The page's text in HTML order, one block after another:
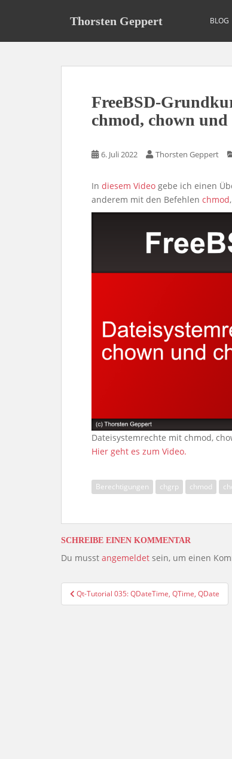
Thorsten Geppert BLOG
FreeBSD-
chmod, chown
6. Juli 2022 Thorsten Geppert
In diesem Video gebe ich einen
anderem mit den Befehlen chmod,
Dateisystemrechte mit chmod,
Hier geht es zum Video.
Berechtigungen chgrp chmod
SCHREIBE EINEN KOMMENTAR
Du musst angemeldet sein, um einen
Beitragsnavigation
Qt-Tutorial 035: QDateTime, QTime, QDate